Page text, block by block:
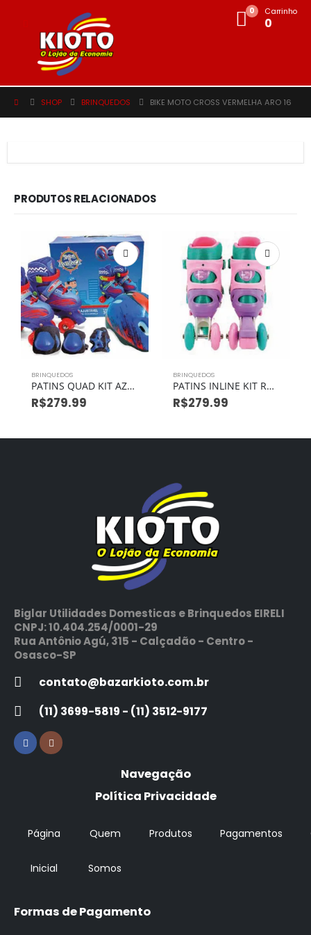
0 Carrinho
0
SHOP BRINQUEDOS BIKE MOTO CROSS VERMELHA ARO 16
PRODUTOS RELACIONADOS
BRINQUEDOS
PATINS QUAD KIT AZUL TAM 34-37
R$279.99
BRINQUEDOS
PATINS INLINE KIT ROSA CLARO TAM 30-33
R$279.99
Biglar Utilidades Domesticas e Brinquedos EIRELI
CNPJ: 10.404.254/0001-29
Rua Antônio Agú, 315 - Calçadão - Centro -
Osasco-SP
contato@bazarkioto.com.br
(11) 3699-5819 - (11) 3512-9177
Navegação
Política Privacidade
Página
Inicial
Quem
Somos
Produtos Pagamentos
Formas de Pagamento